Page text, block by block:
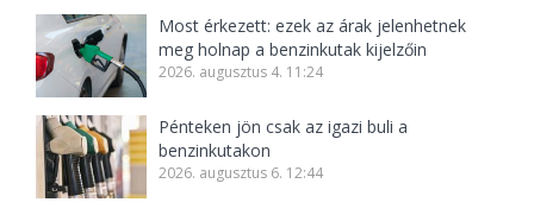
Most érkezett: ezek az árak jelenhetnek
meg holnap a benzinkutak kijelzőin
2026. augusztus 4. 11:24
Pénteken jön csak az igazi buli a
benzinkutakon
2026. augusztus 6. 12:44